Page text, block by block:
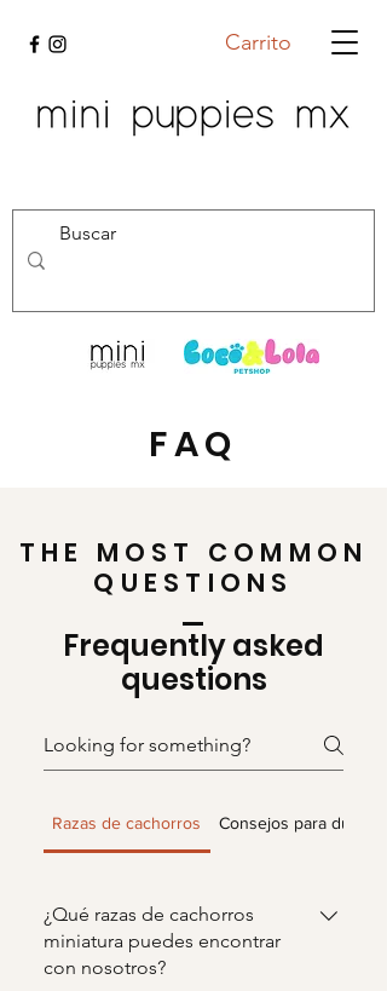
Carrito
FAQ
THE MOST COMMON
QUESTIONS
Frequently asked
questions
Razas de cachorros Consejos para dueños
¿Qué razas de cachorros
miniatura puedes encontrar
con nosotros?